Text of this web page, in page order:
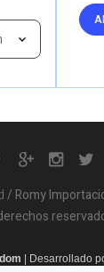
/ Romy
Desarrollado